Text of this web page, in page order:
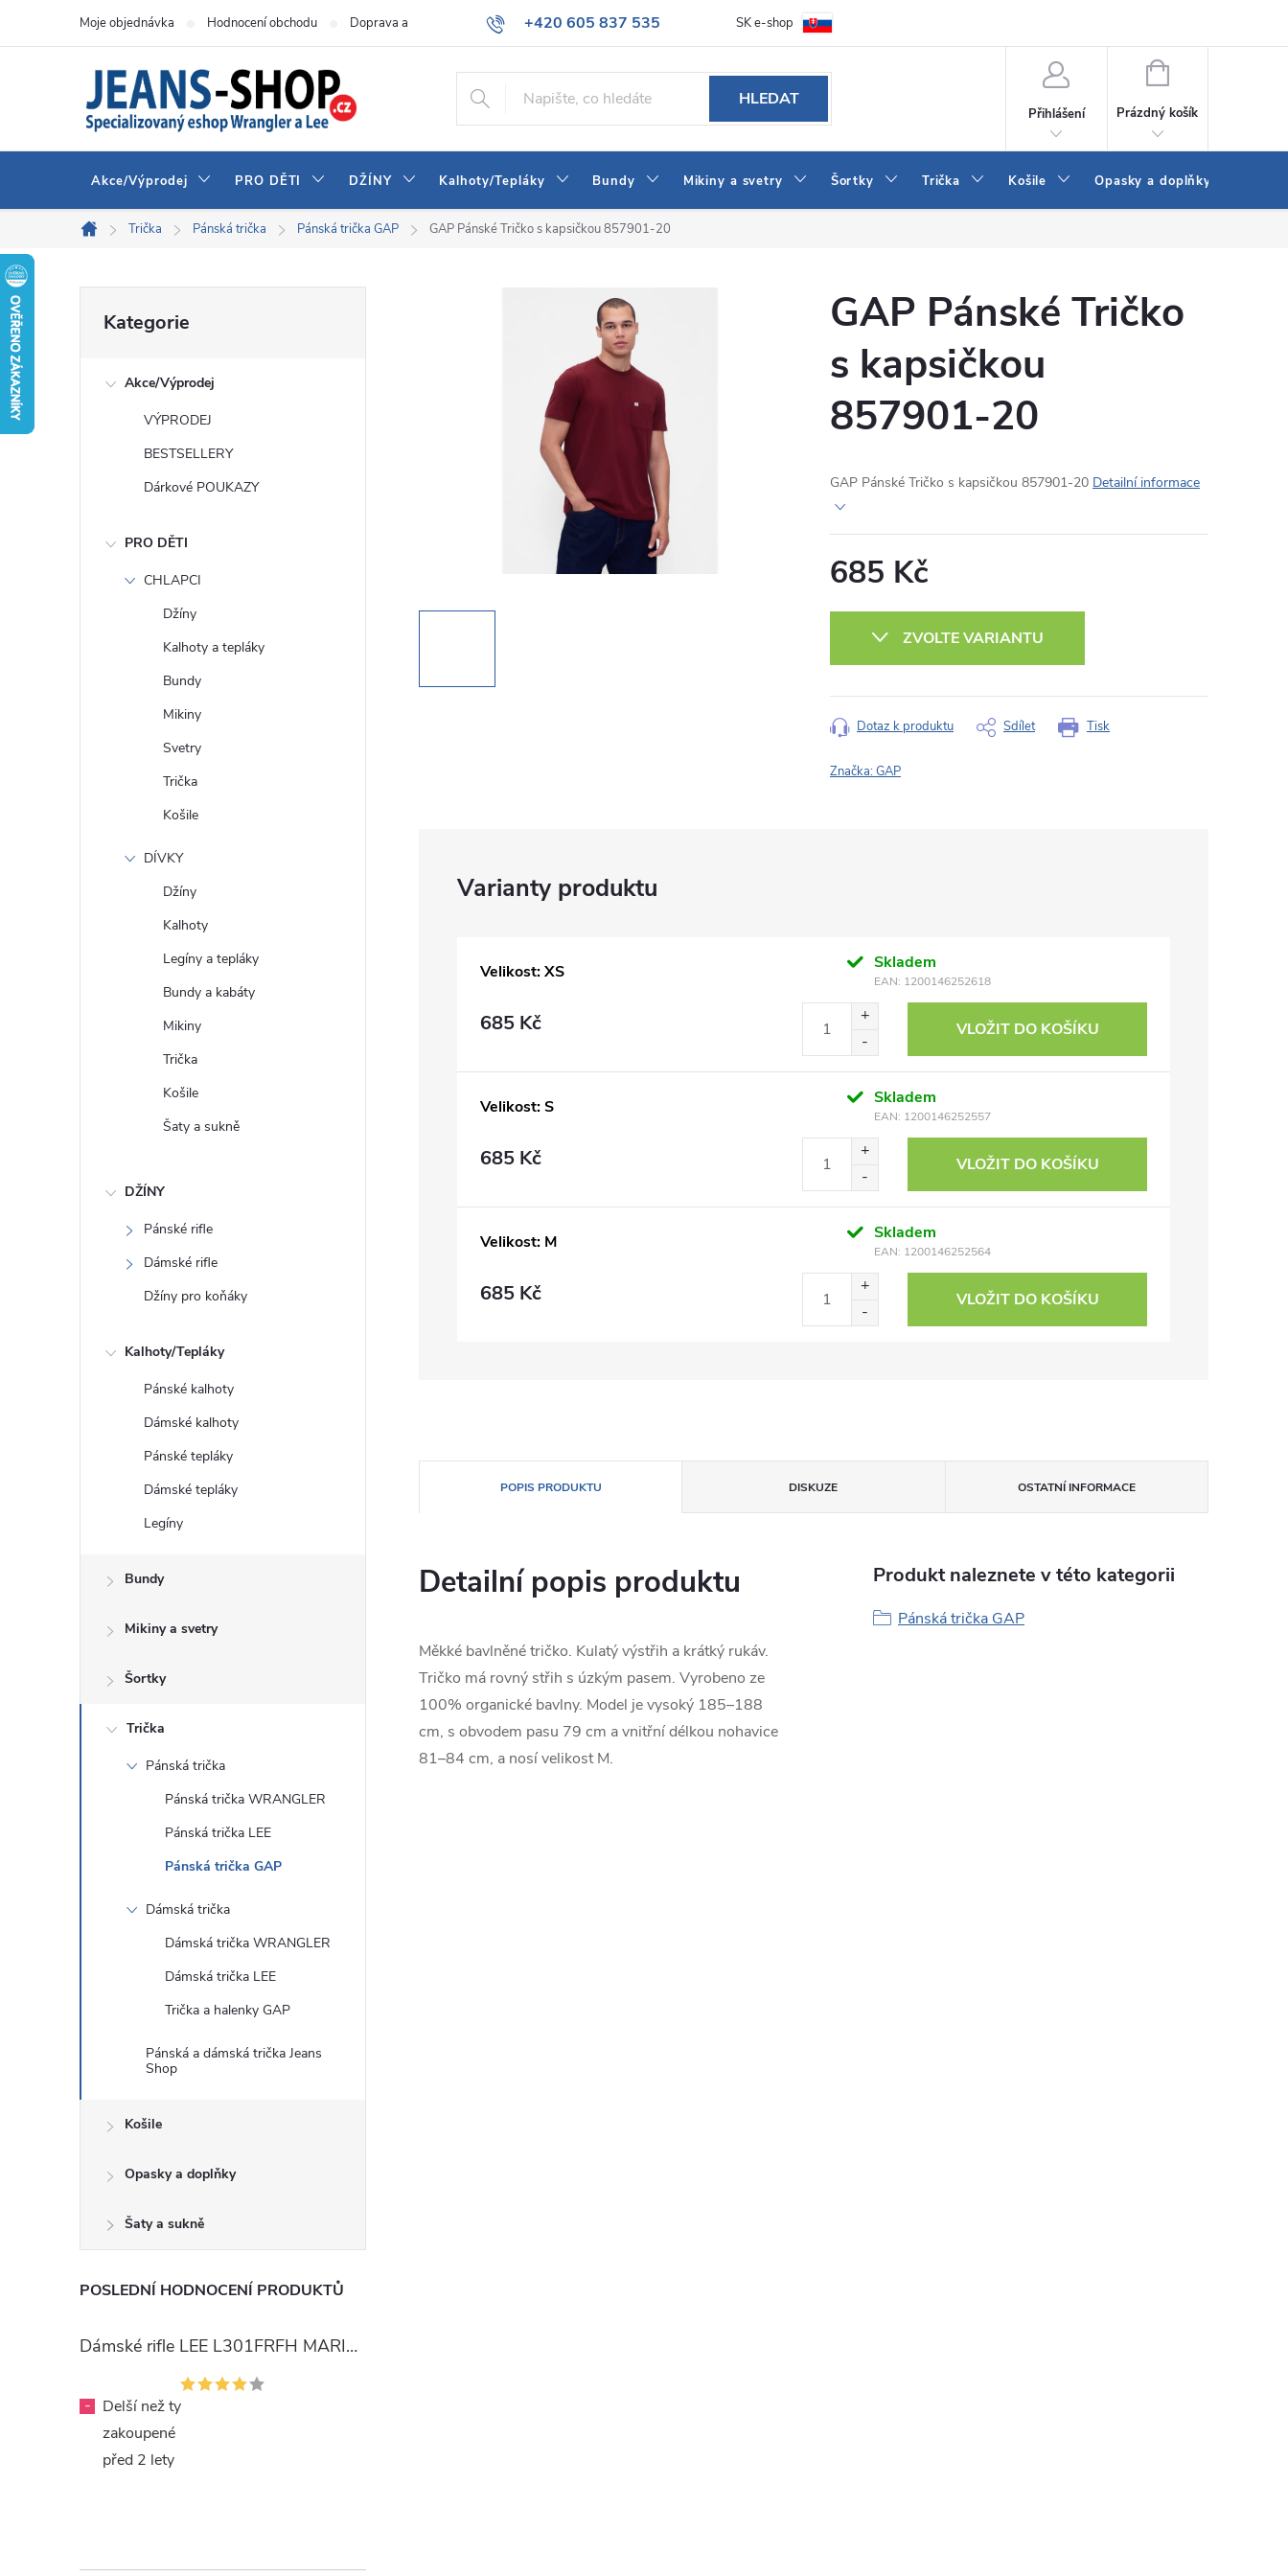
+420 605 837 535
info@jeans-shop.cz
Moje objednávka Hodnocení obchodu Doprava a platba Obchodní podmínky Naše prodejna Blog Kontakt
SK e-shop
HLEDAT
Přihlášení
NÁKUPNÍ
Prázdný košík
Akce/Výprodej PRO DĚTI DŽÍNY Kalhoty/Tepláky Bundy Mikiny a svetry Šortky Trička Košile Opasky a doplňky
Domů
Trička Pánská trička Pánská trička GAP GAP Pánské Tričko s kapsičkou 857901-20
kategorie
Kategorie
Akce/Výprodej
VÝPRODEJ
BESTSELLERY
Dárkové POUKAZY
PRO DĚTI
CHLAPCI
Džíny
Kalhoty a tepláky
Bundy
Mikiny
Svetry
Trička
Košile
DÍVKY
Džíny
Kalhoty
Legíny a tepláky
Bundy a kabáty
Mikiny
Trička
Košile
Šaty a sukně
DŽÍNY
Pánské rifle
Dámské rifle
Džíny pro koňáky
Kalhoty/Tepláky
Pánské kalhoty
Dámské kalhoty
Pánské tepláky
Dámské tepláky
Legíny
Bundy
Mikiny a svetry
Šortky
Trička
Pánská trička
Pánská trička WRANGLER
Pánská trička LEE
Pánská trička GAP
Dámská trička
Dámská trička WRANGLER
Dámská trička LEE
Trička a halenky GAP
Pánská a dámská trička Jeans
Shop
Košile
Opasky a doplňky
Šaty a sukně
POSLEDNÍ HODNOCENÍ PRODUKTŮ
Dámské rifle LEE L301FRFH MARION STRAIGHT RINSE
-
Delší než ty
zakoupené
před 2 lety
GAP Pánské Tričko
s kapsičkou
857901-20
GAP Pánské Tričko s kapsičkou 857901-20 Detailní informace
685 Kč
ZVOLTE VARIANTU
Tisk
Dotaz k produktu Sdílet
Značka:GAP
Velikost: XS Skladem
EAN: 1200146252618
685 Kč VLOŽIT DO KOŠÍKU
Velikost: S Skladem
EAN: 1200146252557
685 Kč VLOŽIT DO KOŠÍKU
Velikost: M Skladem
EAN: 1200146252564
685 Kč VLOŽIT DO KOŠÍKU
POPIS PRODUKTU DISKUZE OSTATNÍ INFORMACE
Detailní popis produktu
Měkké bavlněné tričko. Kulatý výstřih a krátký rukáv.
Tričko má rovný střih s úzkým pasem. Vyrobeno ze
100% organické bavlny. Model je vysoký 185–188
cm, s obvodem pasu 79 cm a vnitřní délkou nohavice
81–84 cm, a nosí velikost M.
Produkt naleznete v této kategorii
Pánská trička GAP